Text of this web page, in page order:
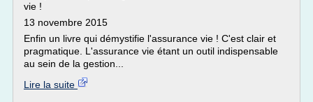
vie !
13 novembre 2015
Enfin un livre qui démystifie l'assurance vie ! C'est clair et
pragmatique. L'assurance vie étant un outil indispensable
au sein de la gestion...
Lire la suite